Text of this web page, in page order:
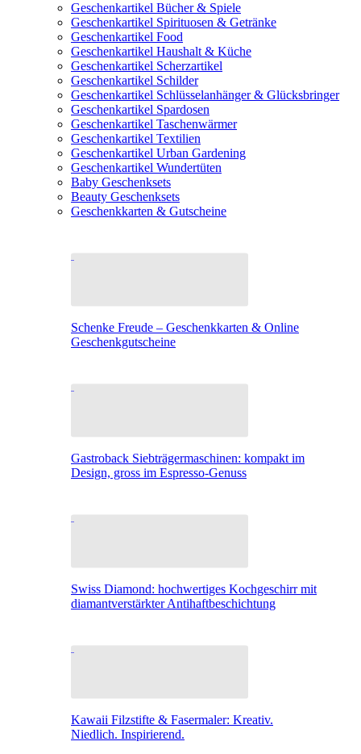
Geschenkartikel Bücher & Spiele
Geschenkartikel Spirituosen & Getränke
Geschenkartikel Food
Geschenkartikel Haushalt & Küche
Geschenkartikel Scherzartikel
Geschenkartikel Schilder
Geschenkartikel Schlüsselanhänger & Glücksbringer
Geschenkartikel Spardosen
Geschenkartikel Taschenwärmer
Geschenkartikel Textilien
Geschenkartikel Urban Gardening
Geschenkartikel Wundertüten
Baby Geschenksets
Beauty Geschenksets
Geschenkkarten & Gutscheine
Schenke Freude – Geschenkkarten & Online
Geschenkgutscheine
Gastroback Siebträgermaschinen: kompakt im
Design, gross im Espresso-Genuss
Swiss Diamond: hochwertiges Kochgeschirr mit
diamantverstärkter Antihaftbeschichtung
Kawaii Filzstifte & Fasermaler: Kreativ.
Niedlich. Inspirierend.